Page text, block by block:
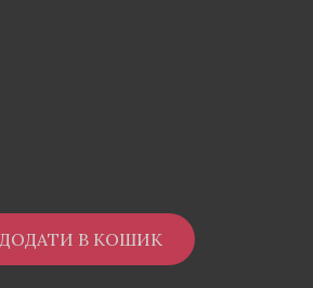
ДОДАТИ В КОШИК